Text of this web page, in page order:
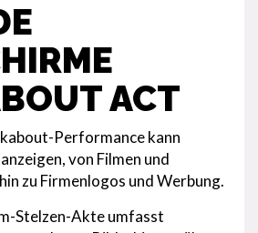
ACT
Performance kann
von Filmen und
zu Firmenlogos und Werbung.
Stelzen-Akte umfasst